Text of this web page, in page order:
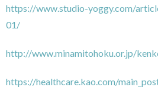
https://www.studio-yoggy.com/
01/
http://www.minamitohoku.or.jp/
https://healthcare.kao.com/